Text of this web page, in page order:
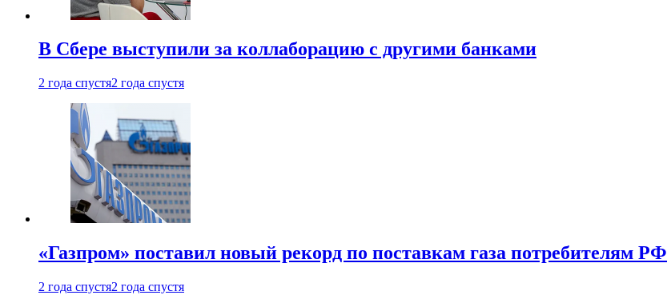
В Сбере выступили за коллаборацию с другими банками
2 года спустя2 года спустя
«Газпром» поставил новый рекорд по поставкам газа потребителям РФ
2 года спустя2 года спустя